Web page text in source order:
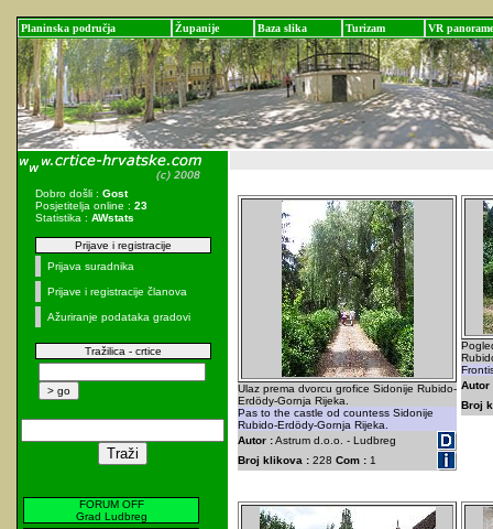
Planinska područja Županije Baza slika Turizam VR panorame
Dobro došli : Gost
Posjetitelja online : 23
Statistika : AWstats
Prijave i registracije
Prijava suradnika
Prijave i registracije članova
Ažuriranje podataka gradovi
Tražilica - crtice
FORUM OFF
Grad Ludbreg
Ulaz prema dvorcu grofice Sidonije Rubido-
Erdödy-Gornja Rijeka.
Pas to the castle od countess Sidonije
Rubido-Erdödy-Gornja Rijeka.
Autor :Astrum d.o.o. - Ludbreg
Broj klikova : 228 Com : 1
Autor
Broj